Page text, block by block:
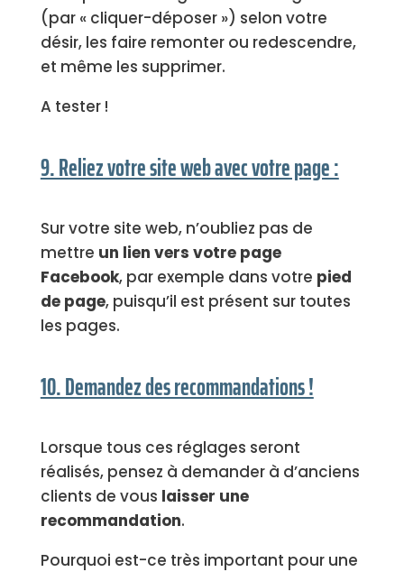
(par « cliquer-déposer ») selon votre
désir, les faire remonter ou redescendre,
et même les supprimer.
A tester !
9. Reliez votre site web avec votre page :
Sur votre site web, n’oubliez pas de
mettre un lien vers votre page
Facebook, par exemple dans votre pied
de page, puisqu’il est présent sur toutes
les pages.
10. Demandez des recommandations !
Lorsque tous ces réglages seront
réalisés, pensez à demander à d’anciens
clients de vous laisser une
recommandation.
Pourquoi est-ce très important pour une